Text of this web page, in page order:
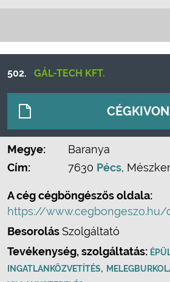
502. GÁL-TECH KFT.
Megye:
Baranya
Cím:
7630 Pécs,
A cég cégböngészős oldala:
https://
BesorolásSzolgáltató
Tevékenység, szolgáltatás:
INGATLANKÖZVETÍTÉS,